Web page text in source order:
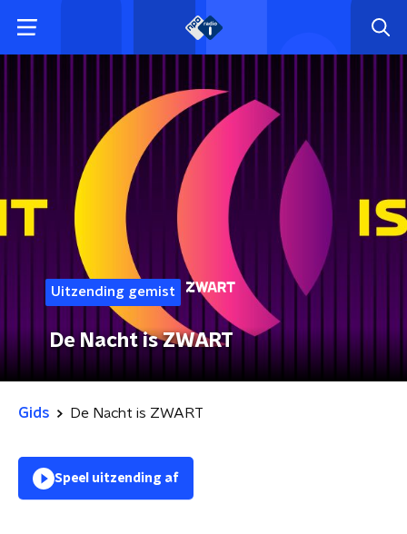
Uitzending gemist
De Nacht is ZWART
Gids De Nacht is ZWART
Speel uitzending af